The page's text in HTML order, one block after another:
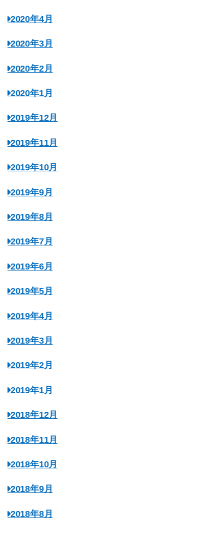
2020年4月
2020年3月
2020年2月
2020年1月
2019年12月
2019年11月
2019年10月
2019年9月
2019年8月
2019年7月
2019年6月
2019年5月
2019年4月
2019年3月
2019年2月
2019年1月
2018年12月
2018年11月
2018年10月
2018年9月
2018年8月